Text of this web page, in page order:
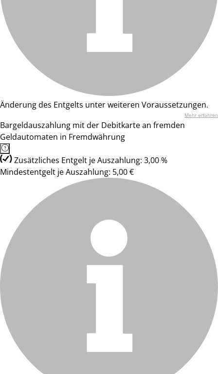
Änderung des Entgelts unter weiteren Voraussetzungen.
Mehr erfahren
Bargeldauszahlung mit der Debitkarte an fremden
Geldautomaten in Fremdwährung
Zusätzliches Entgelt je Auszahlung: 3,00 %
Mindestentgelt je Auszahlung: 5,00 €